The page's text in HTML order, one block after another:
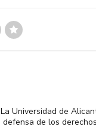
La Universidad de
defensa de los